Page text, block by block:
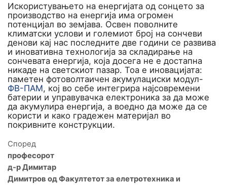
Искористувањето на енергијата од сонцето за
производство на енергија има огромен
потенцијал во земјава. Освен поволните
климатски услови и големиот број на сончеви
денови кај нас последните две години се развива
и иновативна технологија за складирање на
сончевата енергија, која досега не е достапна
никаде на светскиот пазар. Тоа е иновацијата:
паметен фотоволтаичен акумулациски модул-
ФВ-ПАМ, кој во себе интегрира најсовремени
батерии и управувачка електроника за да може
да акумулира енергија, а воедно да може да се
користи и како градежен материјал во
покривните конструкции.
Според
професорот
д-р Димитар
Димитров од Факултетот за елетротехника и